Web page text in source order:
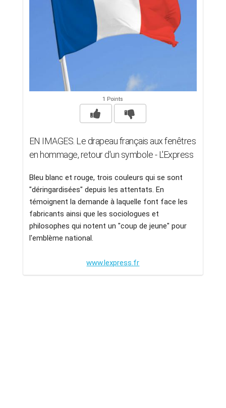
1 Points
EN IMAGES. Le drapeau français aux fenêtres
en hommage, retour d'un symbole - L'Express
Bleu blanc et rouge, trois couleurs qui se sont
"déringardisées" depuis les attentats. En
témoignent la demande à laquelle font face les
fabricants ainsi que les sociologues et
philosophes qui notent un "coup de jeune" pour
l'emblème national.
www.lexpress.fr